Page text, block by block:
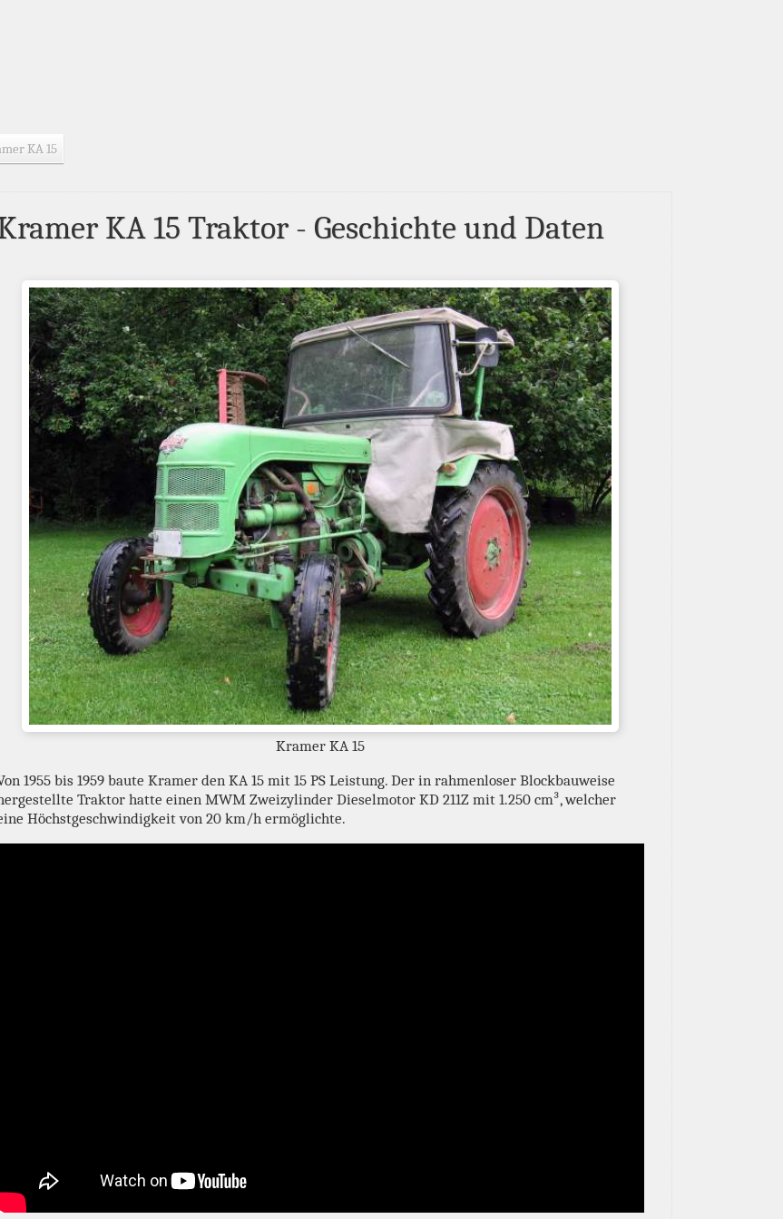
KA 15
KA 15 Traktor - Geschichte und Daten
Kramer KA 15
1955 bis 1959 baute Kramer den KA 15 mit 15 PS Leistung. Der in rahmenloser Blockbauweise
Traktor hatte einen MWM Zweizylinder Dieselmotor KD 211Z mit 1.250 cm³, welcher
Höchstgeschwindigkeit von 20 km/h ermöglichte.